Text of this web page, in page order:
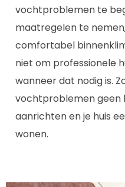
vochtproblemen te
maatregelen te
comfortabel
niet om professionele
wanneer dat nodig is.
vochtproblemen geen
aanrichten en je huis
wonen.